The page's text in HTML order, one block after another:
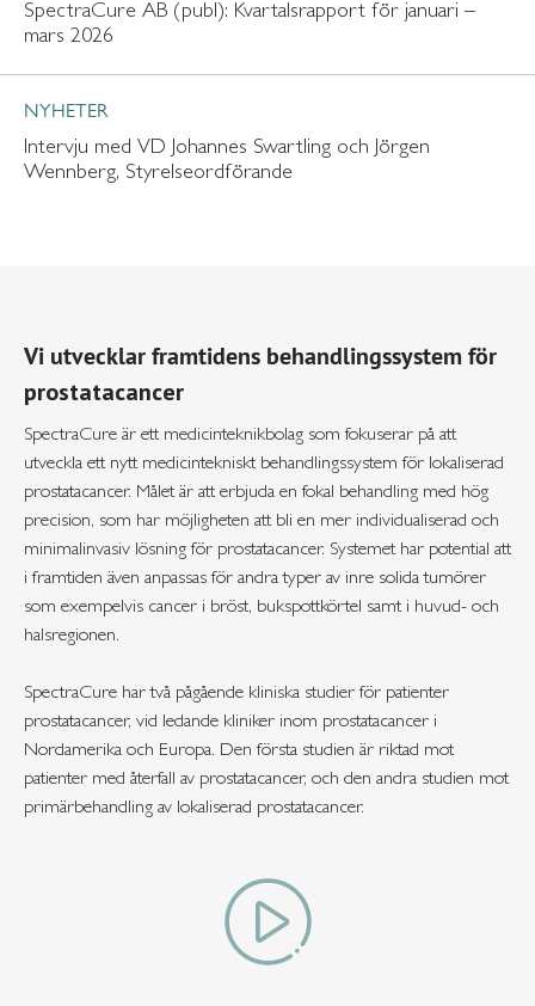
SpectraCure AB (publ): Kvartalsrapport för januari –
mars 2026
NYHETER
Intervju med VD Johannes Swartling och Jörgen
Wennberg, Styrelseordförande
Vi utvecklar framtidens behandlingssystem för
prostatacancer
SpectraCure är ett medicinteknikbolag som fokuserar på att
utveckla ett nytt medicintekniskt behandlingssystem för lokaliserad
prostatacancer. Målet är att erbjuda en fokal behandling med hög
precision, som har möjligheten att bli en mer individualiserad och
minimalinvasiv lösning för prostatacancer. Systemet har potential att
i framtiden även anpassas för andra typer av inre solida tumörer
som exempelvis cancer i bröst, bukspottkörtel samt i huvud- och
halsregionen.
SpectraCure har två pågående kliniska studier för patienter
prostatacancer, vid ledande kliniker inom prostatacancer i
Nordamerika och Europa. Den första studien är riktad mot
patienter med återfall av prostatacancer, och den andra studien mot
primärbehandling av lokaliserad prostatacancer.